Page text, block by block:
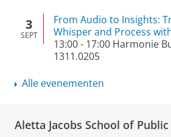
3
SEPT
From Audio to Insights:
Whisper and Process
13:00- 17:00 Harmonie
1311.0205
Alle evenementen
Aletta Jacobs School of